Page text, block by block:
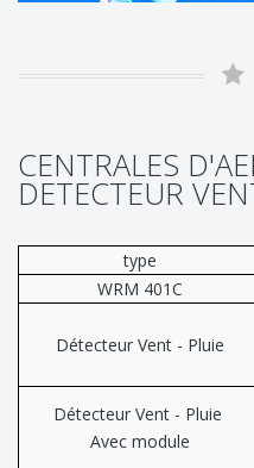
CENTRALES
DETECTEUR
type
WRM 401C
Détecteur Vent - Pluie
Détecteur Vent - Pluie
Avec module